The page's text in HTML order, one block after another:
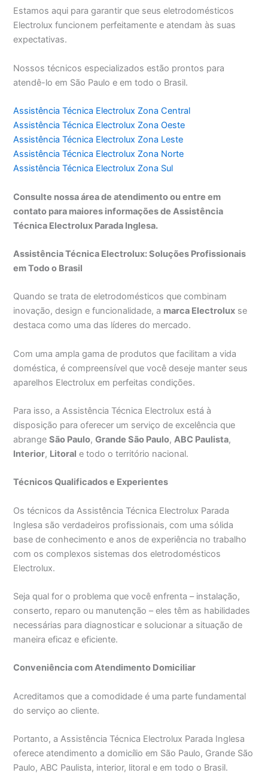
Estamos aqui para garantir que seus eletrodomésticos
Electrolux funcionem perfeitamente e atendam às suas
expectativas.
Nossos técnicos especializados estão prontos para
atendê-lo em São Paulo e em todo o Brasil.
Assistência Técnica Electrolux Zona Central
Assistência Técnica Electrolux Zona Oeste
Assistência Técnica Electrolux Zona Leste
Assistência Técnica Electrolux Zona Norte
Assistência Técnica Electrolux Zona Sul
Consulte nossa área de atendimento ou entre em
contato para maiores informações de Assistência
Técnica Electrolux Parada Inglesa.
Assistência Técnica Electrolux: Soluções Profissionais
em Todo o Brasil
Quando se trata de eletrodomésticos que combinam
inovação, design e funcionalidade, a marca Electrolux se
destaca como uma das líderes do mercado.
Com uma ampla gama de produtos que facilitam a vida
doméstica, é compreensível que você deseje manter seus
aparelhos Electrolux em perfeitas condições.
Para isso, a Assistência Técnica Electrolux está à
disposição para oferecer um serviço de excelência que
abrangeSão Paulo,Grande São Paulo,ABC Paulista,
Interior, Litoral e todo o território nacional.
Técnicos Qualificados e Experientes
Os técnicos da Assistência Técnica Electrolux Parada
Inglesa são verdadeiros profissionais, com uma sólida
base de conhecimento e anos de experiência no trabalho
com os complexos sistemas dos eletrodomésticos
Electrolux.
Seja qual for o problema que você enfrenta – instalação,
conserto, reparo ou manutenção – eles têm as habilidades
necessárias para diagnosticar e solucionar a situação de
maneira eficaz e eficiente.
Conveniência com Atendimento Domiciliar
Acreditamos que a comodidade é uma parte fundamental
do serviço ao cliente.
Portanto, a Assistência Técnica Electrolux Parada Inglesa
oferece atendimento a domicílio em São Paulo, Grande São
Paulo, ABC Paulista, interior, litoral e em todo o Brasil.